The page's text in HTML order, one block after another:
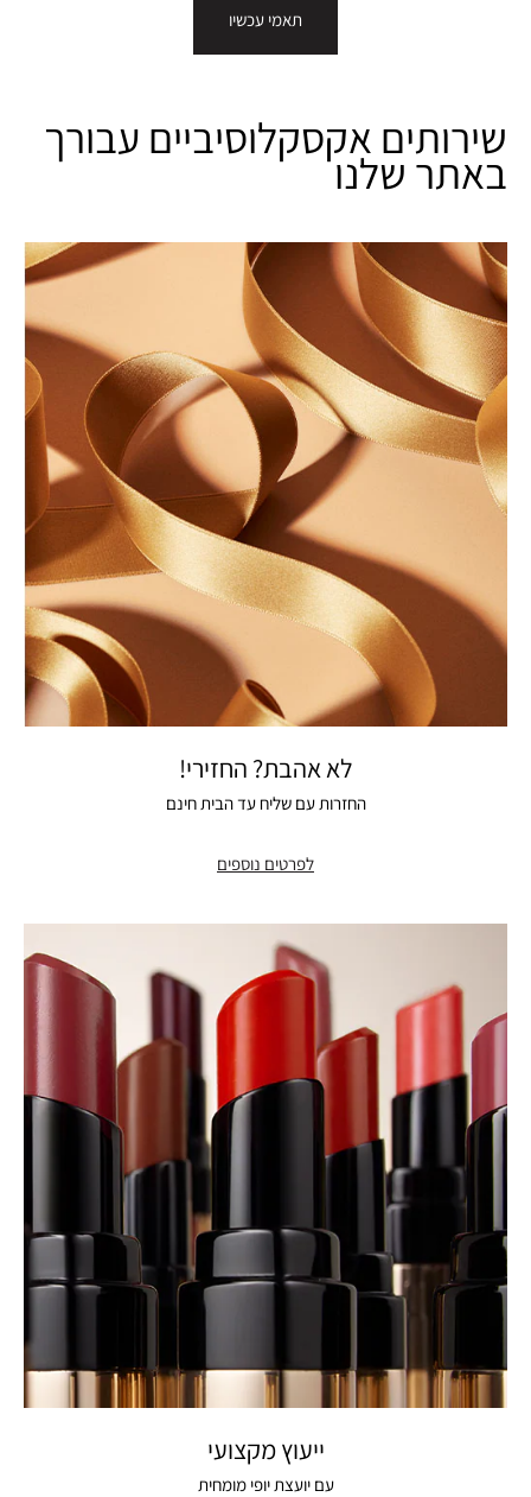
תאמי עכשיו
שירותים אקסקלוסיביים עבורך
באתר שלנו
לא אהבת? החזירי!
החזרות עם שליח עד הבית חינם
לפרטים נוספים
ייעוץ מקצועי
עם יועצת יופי מומחית